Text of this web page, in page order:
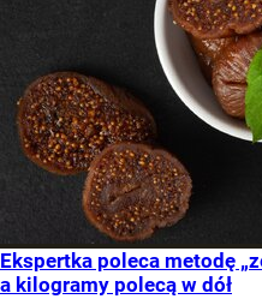
Ekspertka poleca metodę
a kilogramy polecą w dół